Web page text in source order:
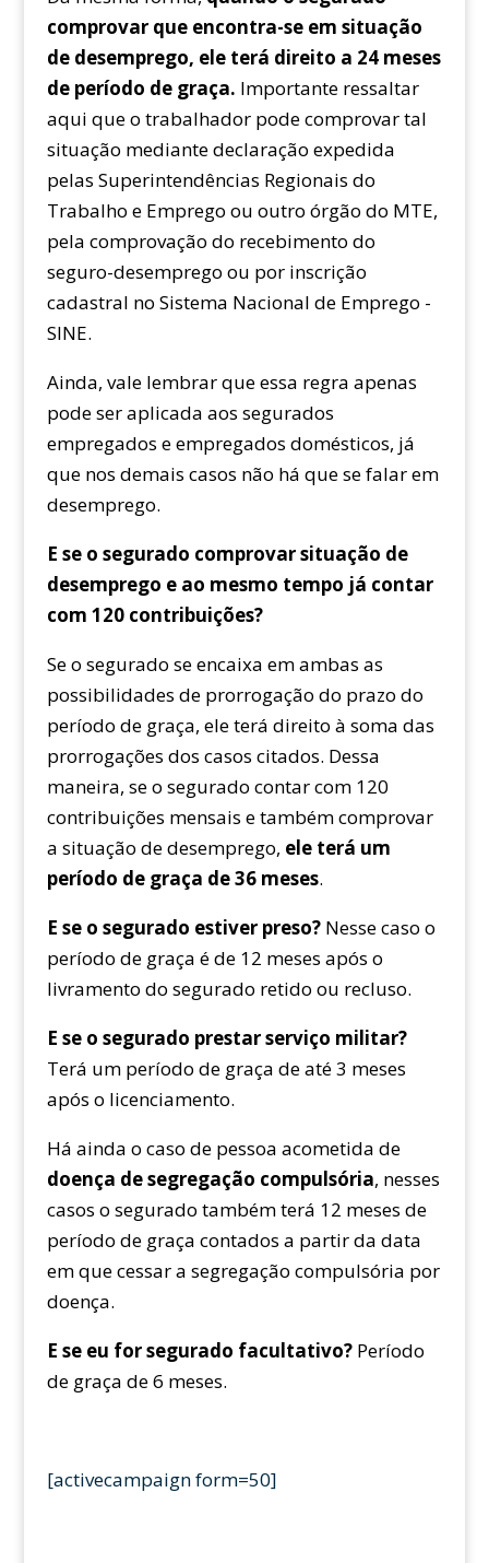
comprovar que encontra-se em situação
de desemprego, ele terá direito a 24 meses
de período de graça. Importante ressaltar
aqui que o trabalhador pode comprovar tal
situação mediante declaração expedida
pelas Superintendências Regionais do
Trabalho e Emprego ou outro órgão do MTE,
pela comprovação do recebimento do
seguro-desemprego ou por inscrição
cadastral no Sistema Nacional de Emprego -
SINE.
Ainda, vale lembrar que essa regra apenas
pode ser aplicada aos segurados
empregados e empregados domésticos, já
que nos demais casos não há que se falar em
desemprego.
E se o segurado comprovar situação de
desemprego e ao mesmo tempo já contar
com 120 contribuições?
Se o segurado se encaixa em ambas as
possibilidades de prorrogação do prazo do
período de graça, ele terá direito à soma das
prorrogações dos casos citados. Dessa
maneira, se o segurado contar com 120
contribuições mensais e também comprovar
a situação de desemprego, ele terá um
período de graça de 36 meses.
E se o segurado estiver preso?Nesse caso o
período de graça é de 12 meses após o
livramento do segurado retido ou recluso.
E se o segurado prestar serviço militar?
Terá um período de graça de até 3 meses
após o licenciamento.
Há ainda o caso de pessoa acometida de
doença de segregação compulsória, nesses
casos o segurado também terá 12 meses de
período de graça contados a partir da data
em que cessar a segregação compulsória por
doença.
E se eu for segurado facultativo?Período
de graça de 6 meses.
[activecampaign form=50]